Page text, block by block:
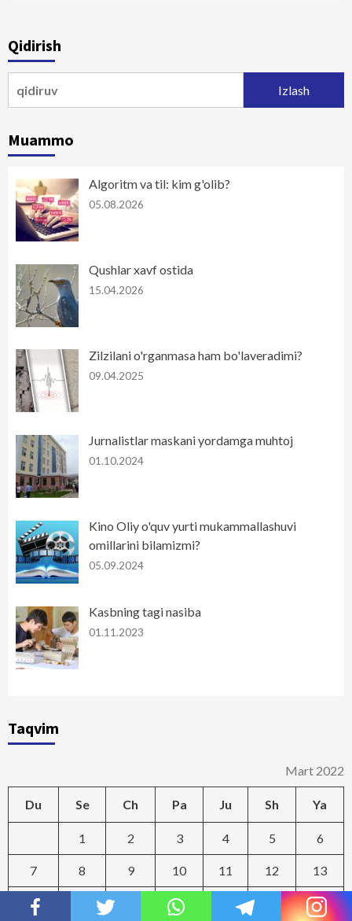
Qidirish
Muammo
Algoritm va til: kim g'olib?
05.08.2026
Qushlar xavf ostida
15.04.2026
Zilzilani o'rganmasa ham bo'laveradimi?
09.04.2025
Jurnalistlar maskani yordamga muhtoj
01.10.2024
Kino Oliy o'quv yurti mukammallashuvi
omillarini bilamizmi?
05.09.2024
Kasbning tagi nasiba
01.11.2023
Taqvim
Mart 2022
Du Se Ch Pa Ju Sh Ya
1 2 3 4 5 6
7 8 9 10 11 12 13
14 17 20